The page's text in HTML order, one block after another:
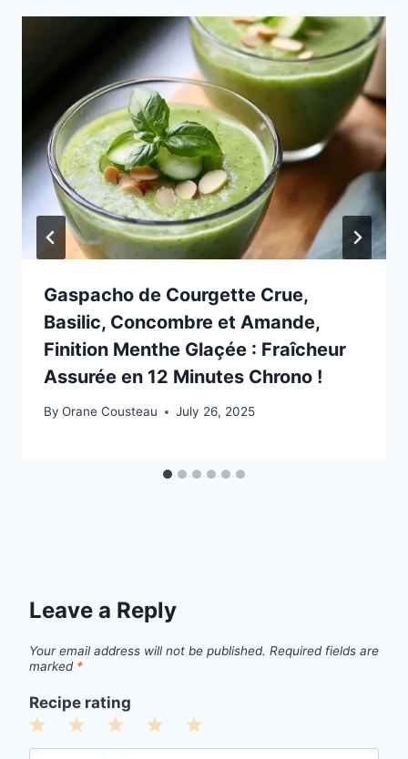
Gaspacho de Courgette Crue,
Basilic, Concombre et Amande,
Finition Menthe Glaçée : Fraîcheur
Assurée en 12 Minutes Chrono !
By Orane Cousteau July 26, 2025
Leave a Reply
Your email address will not be published. Required fields are
marked *
Recipe rating
5
4
3
2
1